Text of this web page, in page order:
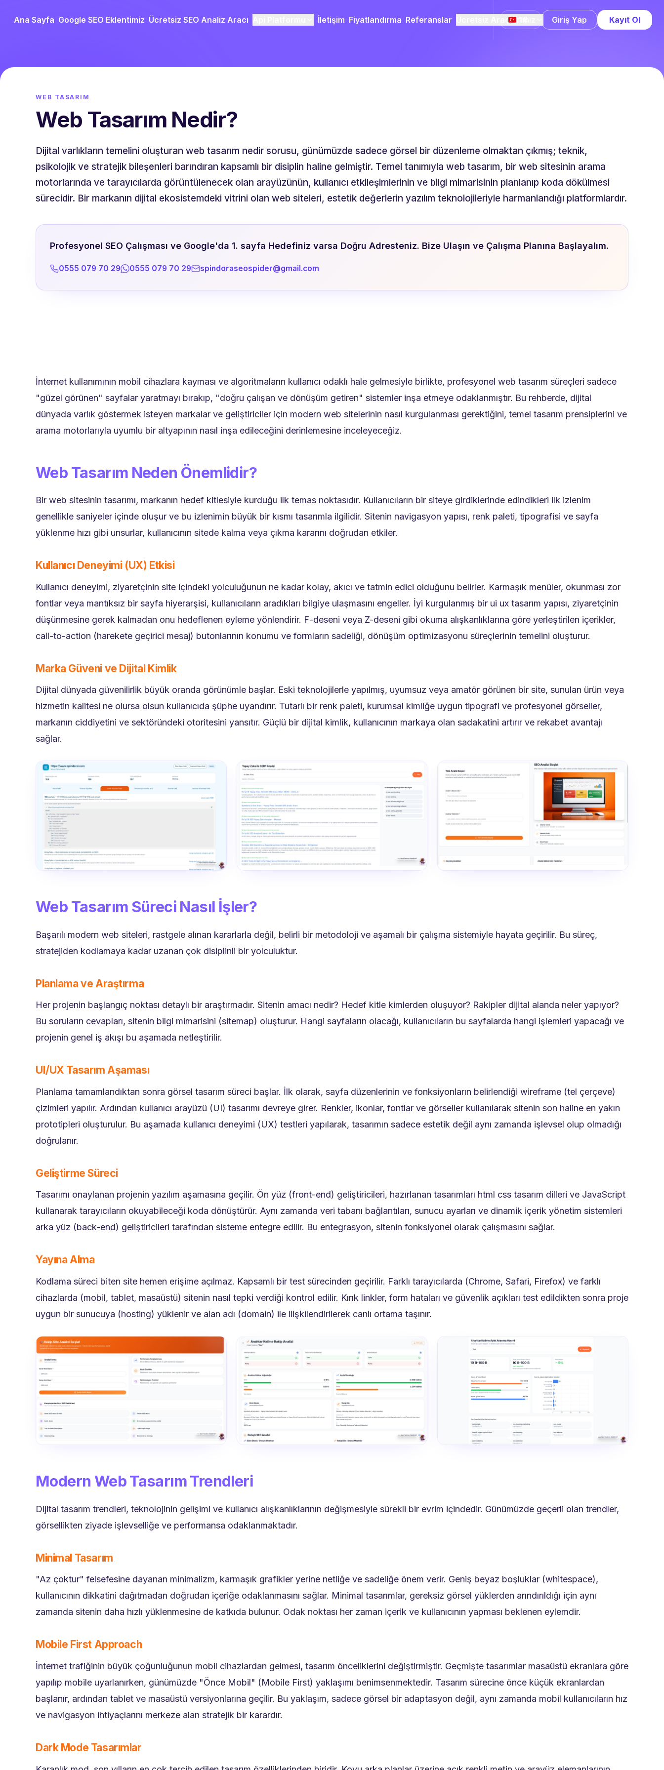
Ana Sayfa Google SEO Eklentimiz Ücretsiz SEO Analiz Aracı İletişim Fiyatlandırma Referanslar Ücretsiz Araçlarımız Giriş Yap Kayıt Ol
WEB TASARIM
Web Tasarım Nedir?
Dijital varlıkların temelini oluşturan web tasarım nedir sorusu, günümüzde sadece görsel bir düzenleme olmaktan çıkmış; teknik,
psikolojik ve stratejik bileşenleri barındıran kapsamlı bir disiplin haline gelmiştir. Temel tanımıyla web tasarım, bir web sitesinin arama
motorlarında ve tarayıcılarda görüntülenecek olan arayüzünün, kullanıcı etkileşimlerinin ve bilgi mimarisinin planlanıp koda dökülmesi
sürecidir. Bir markanın dijital ekosistemdeki vitrini olan web siteleri, estetik değerlerin yazılım teknolojileriyle harmanlandığı platformlardır.
Profesyonel SEO Çalışması ve Google'da 1. sayfa Hedefiniz varsa Doğru Adresteniz. Bize Ulaşın ve Çalışma Planına Başlayalım.
0555 079 70 29 0555 079 70 29 spindoraseospider@gmail.com
İnternet kullanımının mobil cihazlara kayması ve algoritmaların kullanıcı odaklı hale gelmesiyle birlikte, profesyonel web tasarım süreçleri sadece
"güzel görünen" sayfalar yaratmayı bırakıp, "doğru çalışan ve dönüşüm getiren" sistemler inşa etmeye odaklanmıştır. Bu rehberde, dijital
dünyada varlık göstermek isteyen markalar ve geliştiriciler için modern web sitelerinin nasıl kurgulanması gerektiğini, temel tasarım prensiplerini ve
arama motorlarıyla uyumlu bir altyapının nasıl inşa edileceğini derinlemesine inceleyeceğiz.
Web Tasarım Neden Önemlidir?
Bir web sitesinin tasarımı, markanın hedef kitlesiyle kurduğu ilk temas noktasıdır. Kullanıcıların bir siteye girdiklerinde edindikleri ilk izlenim
genellikle saniyeler içinde oluşur ve bu izlenimin büyük bir kısmı tasarımla ilgilidir. Sitenin navigasyon yapısı, renk paleti, tipografisi ve sayfa
yüklenme hızı gibi unsurlar, kullanıcının sitede kalma veya çıkma kararını doğrudan etkiler.
Kullanıcı Deneyimi (UX) Etkisi
Kullanıcı deneyimi, ziyaretçinin site içindeki yolculuğunun ne kadar kolay, akıcı ve tatmin edici olduğunu belirler. Karmaşık menüler, okunması zor
fontlar veya mantıksız bir sayfa hiyerarşisi, kullanıcıların aradıkları bilgiye ulaşmasını engeller. İyi kurgulanmış bir ui ux tasarım yapısı, ziyaretçinin
düşünmesine gerek kalmadan onu hedeflenen eyleme yönlendirir. F-deseni veya Z-deseni gibi okuma alışkanlıklarına göre yerleştirilen içerikler,
call-to-action (harekete geçirici mesaj) butonlarının konumu ve formların sadeliği, dönüşüm optimizasyonu süreçlerinin temelini oluşturur.
Marka Güveni ve Dijital Kimlik
Dijital dünyada güvenilirlik büyük oranda görünümle başlar. Eski teknolojilerle yapılmış, uyumsuz veya amatör görünen bir site, sunulan ürün veya
hizmetin kalitesi ne olursa olsun kullanıcıda şüphe uyandırır. Tutarlı bir renk paleti, kurumsal kimliğe uygun tipografi ve profesyonel görseller,
markanın ciddiyetini ve sektöründeki otoritesini yansıtır. Güçlü bir dijital kimlik, kullanıcının markaya olan sadakatini artırır ve rekabet avantajı
sağlar.
Web Tasarım Süreci Nasıl İşler?
Başarılı modern web siteleri, rastgele alınan kararlarla değil, belirli bir metodoloji ve aşamalı bir çalışma sistemiyle hayata geçirilir. Bu süreç,
stratejiden kodlamaya kadar uzanan çok disiplinli bir yolculuktur.
Planlama ve Araştırma
Her projenin başlangıç noktası detaylı bir araştırmadır. Sitenin amacı nedir? Hedef kitle kimlerden oluşuyor? Rakipler dijital alanda neler yapıyor?
Bu soruların cevapları, sitenin bilgi mimarisini (sitemap) oluşturur. Hangi sayfaların olacağı, kullanıcıların bu sayfalarda hangi işlemleri yapacağı ve
projenin genel iş akışı bu aşamada netleştirilir.
UI/UX Tasarım Aşaması
Planlama tamamlandıktan sonra görsel tasarım süreci başlar. İlk olarak, sayfa düzenlerinin ve fonksiyonların belirlendiği wireframe (tel çerçeve)
çizimleri yapılır. Ardından kullanıcı arayüzü (UI) tasarımı devreye girer. Renkler, ikonlar, fontlar ve görseller kullanılarak sitenin son haline en yakın
prototipleri oluşturulur. Bu aşamada kullanıcı deneyimi (UX) testleri yapılarak, tasarımın sadece estetik değil aynı zamanda işlevsel olup olmadığı
doğrulanır.
Geliştirme Süreci
Tasarımı onaylanan projenin yazılım aşamasına geçilir. Ön yüz (front-end) geliştiricileri, hazırlanan tasarımları html css tasarım dilleri ve JavaScript
kullanarak tarayıcıların okuyabileceği koda dönüştürür. Aynı zamanda veri tabanı bağlantıları, sunucu ayarları ve dinamik içerik yönetim sistemleri
arka yüz (back-end) geliştiricileri tarafından sisteme entegre edilir. Bu entegrasyon, sitenin fonksiyonel olarak çalışmasını sağlar.
Yayına Alma
Kodlama süreci biten site hemen erişime açılmaz. Kapsamlı bir test sürecinden geçirilir. Farklı tarayıcılarda (Chrome, Safari, Firefox) ve farklı
cihazlarda (mobil, tablet, masaüstü) sitenin nasıl tepki verdiği kontrol edilir. Kırık linkler, form hataları ve güvenlik açıkları test edildikten sonra proje
uygun bir sunucuya (hosting) yüklenir ve alan adı (domain) ile ilişkilendirilerek canlı ortama taşınır.
Modern Web Tasarım Trendleri
Dijital tasarım trendleri, teknolojinin gelişimi ve kullanıcı alışkanlıklarının değişmesiyle sürekli bir evrim içindedir. Günümüzde geçerli olan trendler,
görsellikten ziyade işlevselliğe ve performansa odaklanmaktadır.
Minimal Tasarım
"Az çoktur" felsefesine dayanan minimalizm, karmaşık grafikler yerine netliğe ve sadeliğe önem verir. Geniş beyaz boşluklar (whitespace),
kullanıcının dikkatini dağıtmadan doğrudan içeriğe odaklanmasını sağlar. Minimal tasarımlar, gereksiz görsel yüklerden arındırıldığı için aynı
zamanda sitenin daha hızlı yüklenmesine de katkıda bulunur. Odak noktası her zaman içerik ve kullanıcının yapması beklenen eylemdir.
Mobile First Approach
İnternet trafiğinin büyük çoğunluğunun mobil cihazlardan gelmesi, tasarım önceliklerini değiştirmiştir. Geçmişte tasarımlar masaüstü ekranlara göre
yapılıp mobile uyarlanırken, günümüzde "Önce Mobil" (Mobile First) yaklaşımı benimsenmektedir. Tasarım sürecine önce küçük ekranlardan
başlanır, ardından tablet ve masaüstü versiyonlarına geçilir. Bu yaklaşım, sadece görsel bir adaptasyon değil, aynı zamanda mobil kullanıcıların hız
ve navigasyon ihtiyaçlarını merkeze alan stratejik bir karardır.
Dark Mode Tasarımlar